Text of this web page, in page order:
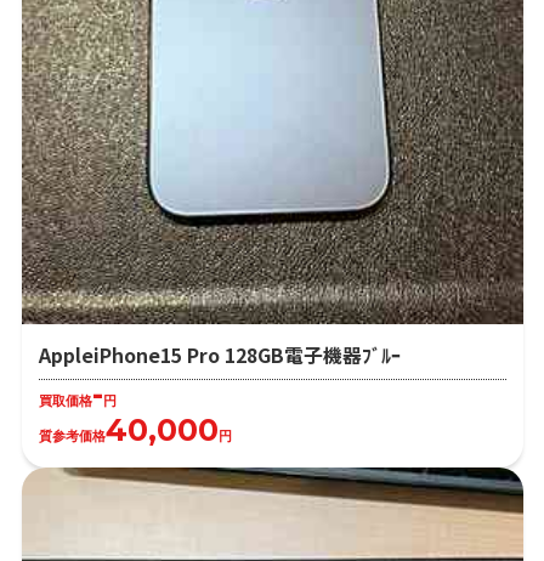
AppleiPhone15 Pro 128GB電子機器ﾌﾞﾙｰ
買取価格- 円
質参考価格40,000 円